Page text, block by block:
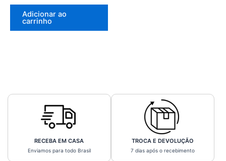
de
Adicionar ao
carrinho
RECEBA EM CASA
Enviamos para todo Brasil
TROCA E DEVOLUÇÃO
7 dias após o recebimento